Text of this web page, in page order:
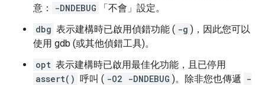
意：
-DNDEBUG 「不會」 設定。
dbg 表示建構時已啟用偵錯功能 ( -g )，因此您可以
使用 gdb (或其他偵錯工具)。
opt 表示建構時已啟用最佳化功能，且已停用
assert() 呼叫 ( -O2 -DNDEBUG )。除非您也傳遞 -